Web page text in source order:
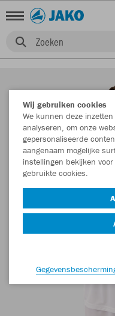
Zoeken
Wij gebruiken cookies
We kunnen deze
analyseren, om onze
gepersonaliseerde
aangenaam mogelijke
instellingen bekijken
gebruikte cookies.